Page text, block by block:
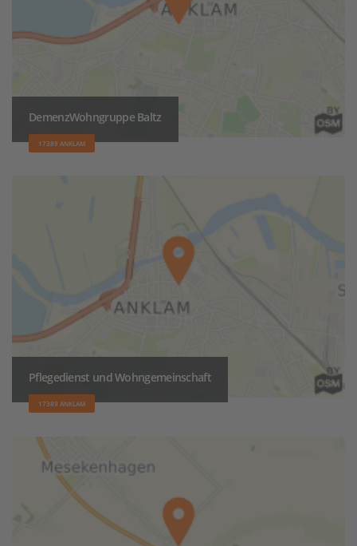
DemenzWohngruppe Baltz
17389 ANKLAM
Pflegedienst und Wohngemeinschaft
17389 ANKLAM